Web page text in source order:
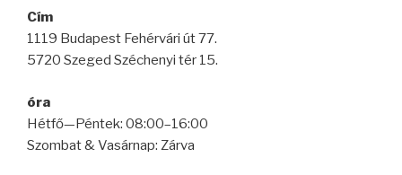
Cím
1119 Budapest Fehérvári út 77.
5720 Szeged Széchenyi tér 15.
óra
Hétfő—Péntek: 08:00–16:00
Szombat & Vasárnap: Zárva